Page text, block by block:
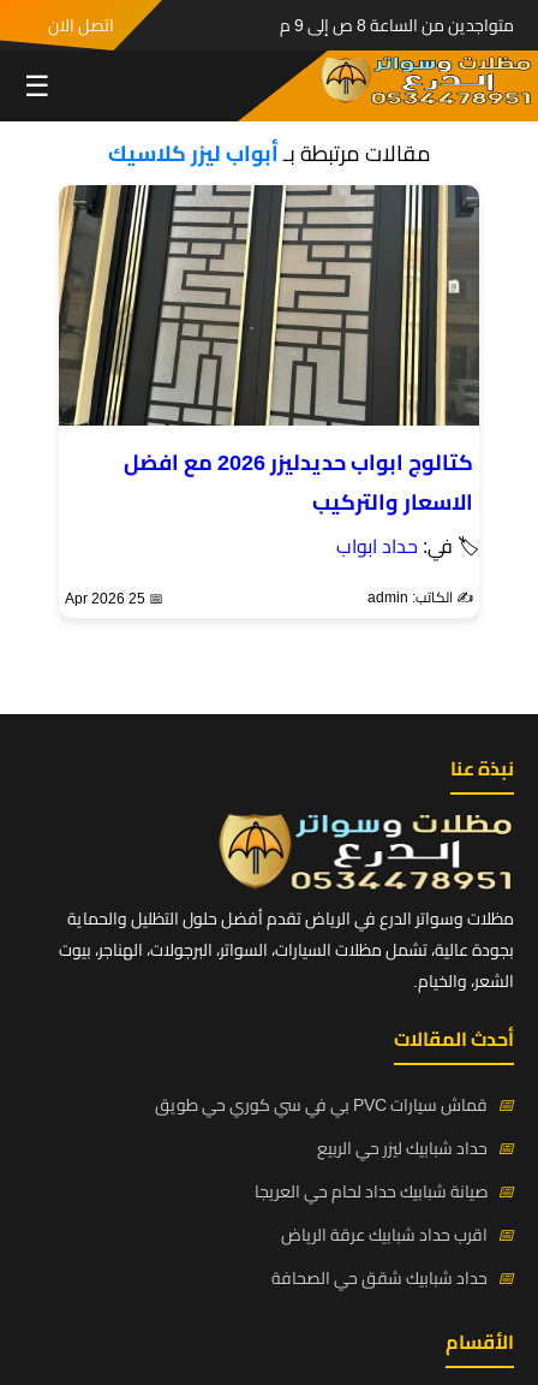
متواجدين من الساعة 8 ص إلى 9 م اتصل الان
☰
مقالات مرتبطة بـأبواب ليزر كلاسيك
كتالوج ابواب حديدليزر 2026 مع افضل
الاسعار والتركيب
🏷 في: حداد ابواب
✍️ الكاتب: admin 📅 25 Apr 2026
نبذة عنا
مظلات وسواتر الدرع في الرياض تقدم أفضل حلول التظليل والحماية
بجودة عالية، تشمل مظلات السيارات، السواتر، البرجولات، الهناجر، بيوت
الشعر، والخيام.
أحدث المقالات
📅 قماش سيارات PVC بي في سي كوري حي طويق
📅 حداد شبابيك ليزر حي الربيع
📅 صيانة شبابيك حداد لحام حي العريجا
📅 اقرب حداد شبابيك عرقة الرياض
📅 حداد شبابيك شقق حي الصحافة
الأقسام